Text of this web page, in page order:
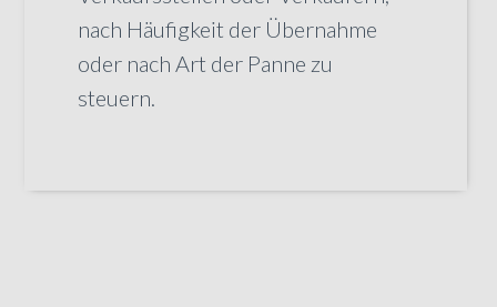
nach Häufigkeit der Übernahme
oder nach Art der Panne zu
steuern.